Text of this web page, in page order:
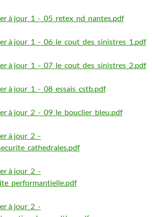
à jour_1_-_05_retex_nd_nantes.pdf
à jour_1_-_06_le_cout_des_sinistres_1.pdf
à jour_1_-_07_le_cout_des_sinistres_2.pdf
à jour_1_-_08_essais_cstb.pdf
à jour_2_-_09_le_bouclier_bleu.pdf
à jour_2_-
à jour_2_-
à jour_2_-